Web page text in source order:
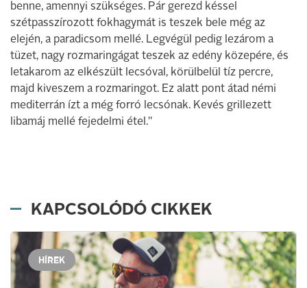
benne, amennyi szükséges. Pár gerezd késsel
szétpasszírozott fokhagymát is teszek bele még az
elején, a paradicsom mellé. Legvégül pedig lezárom a
tüzet, nagy rozmaringágat teszek az edény közepére, és
letakarom az elkészült lecsóval, körülbelül tíz percre,
majd kiveszem a rozmaringot. Ez alatt pont átad némi
mediterrán ízt a még forró lecsónak. Kevés grillezett
libamáj mellé fejedelmi étel."
KAPCSOLÓDÓ CIKKEK
HÍREK